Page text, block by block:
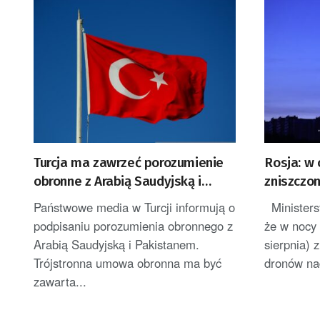
Turcja ma zawrzeć porozumienie
obronne z Arabią Saudyjską i
Pakistanem
Państwowe media w Turcji informują o
podpisaniu porozumienia obronnego z
Arabią Saudyjską i Pakistanem.
Trójstronna umowa obronna ma być
zawarta...
Rosja: w
dronów
że w
sierpnia)
dronów